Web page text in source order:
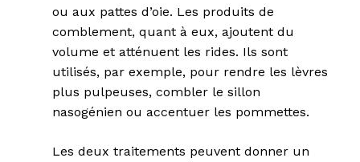
ou aux pattes d’oie. Les produits de
comblement, quant à eux, ajoutent du
volume et atténuent les rides. Ils sont
utilisés, par exemple, pour rendre les lèvres
plus pulpeuses, combler le sillon
nasogénien ou accentuer les pommettes.
Les deux traitements peuvent donner un